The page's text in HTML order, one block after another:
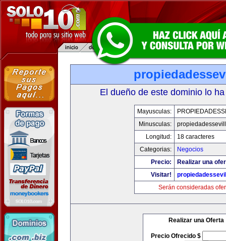
El dueño de este dominio lo
Mayusculas:
Minusculas:
Longitud:
18 caracteres
Categorias:
Negocios
Precio:
Realizar una
Visitar!
Serán consideradas
Realizar una Oferta
Precio Ofrecido $